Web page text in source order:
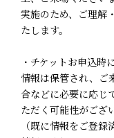
実施のため、ご理解
たします。
・チケットお申込時
情報は保管され、ご
合などに必要に応じ
ただく可能性がござ
（既に情報をご登